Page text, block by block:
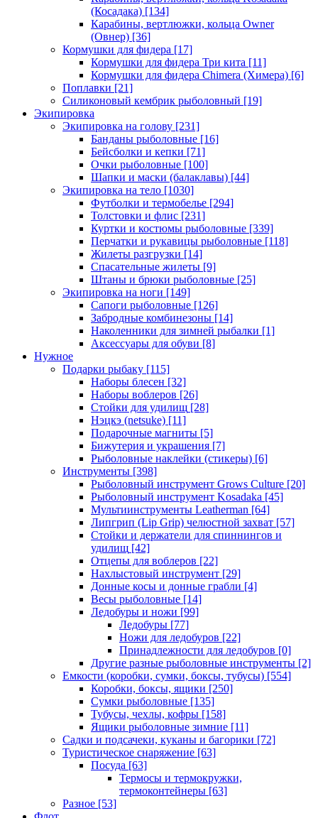
(Косадака) [134]
Карабины, вертлюжки, кольца Owner
(Овнер) [36]
Кормушки для фидера [17]
Кормушки для фидера Три кита [11]
Кормушки для фидера Chimera (Химера) [6]
Поплавки [21]
Силиконовый кембрик рыболовный [19]
Экипировка
Экипировка на голову [231]
Банданы рыболовные [16]
Бейсболки и кепки [71]
Очки рыболовные [100]
Шапки и маски (балаклавы) [44]
Экипировка на тело [1030]
Футболки и термобелье [294]
Толстовки и флис [231]
Куртки и костюмы рыболовные [339]
Перчатки и рукавицы рыболовные [118]
Жилеты разгрузки [14]
Спасательные жилеты [9]
Штаны и брюки рыболовные [25]
Экипировка на ноги [149]
Сапоги рыболовные [126]
Забродные комбинезоны [14]
Наколенники для зимней рыбалки [1]
Аксессуары для обуви [8]
Нужное
Подарки рыбаку [115]
Наборы блесен [32]
Наборы воблеров [26]
Стойки для удилищ [28]
Нэцкэ (netsuke) [11]
Подарочные магниты [5]
Бижутерия и украшения [7]
Рыболовные наклейки (стикеры) [6]
Инструменты [398]
Рыболовный инструмент Grows Culture [20]
Рыболовный инструмент Kosadaka [45]
Мультиинструменты Leatherman [64]
Липгрип (Lip Grip) челюстной захват [57]
Стойки и держатели для спиннингов и
удилищ [42]
Отцепы для воблеров [22]
Нахлыстовый инструмент [29]
Донные косы и донные грабли [4]
Весы рыболовные [14]
Ледобуры и ножи [99]
Ледобуры [77]
Ножи для ледобуров [22]
Принадлежности для ледобуров [0]
Другие разные рыболовные инструменты [2]
Емкости (коробки, сумки, боксы, тубусы) [554]
Коробки, боксы, ящики [250]
Сумки рыболовные [135]
Тубусы, чехлы, кофры [158]
Ящики рыболовные зимние [11]
Садки и подсачеки, куканы и багорики [72]
Туристическое снаряжение [63]
Посуда [63]
Термосы и термокружки,
термоконтейнеры [63]
Разное [53]